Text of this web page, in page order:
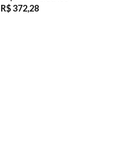
R$372,28